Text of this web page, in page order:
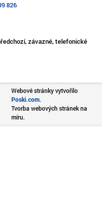
826
závazné, telefonické
Webové stránky vytvořilo
Poski.com.
Tvorba webových stránek na
míru.